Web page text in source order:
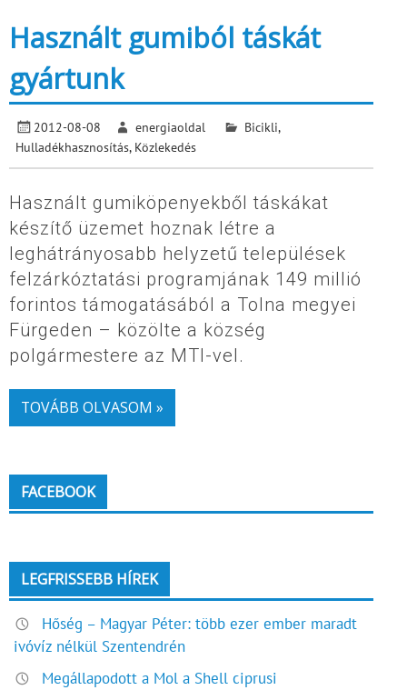
Használt gumiból táskát
gyártunk
2012-08-08 energiaoldal Bicikli,
Hulladékhasznosítás, Közlekedés
Használt gumiköpenyekből táskákat
készítő üzemet hoznak létre a
leghátrányosabb helyzetű települések
felzárkóztatási programjának 149 millió
forintos támogatásából a Tolna megyei
Fürgeden – közölte a község
polgármestere az MTI-vel.
TOVÁBB OLVASOM »
FACEBOOK
LEGFRISSEBB HÍREK
Hőség – Magyar Péter: több ezer ember maradt
ivóvíz nélkül Szentendrén
Megállapodott a Mol a Shell ciprusi